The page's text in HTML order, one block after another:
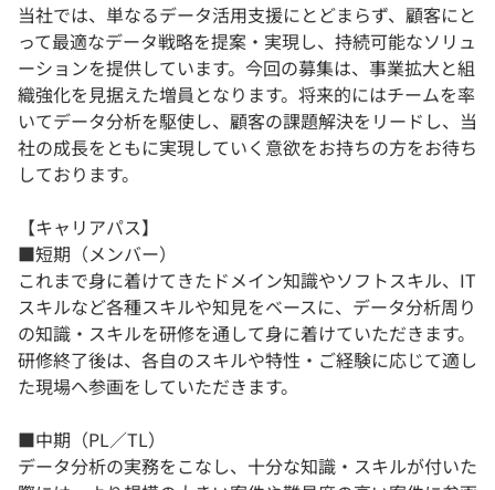
当社では、単なるデータ活用支援にとどまらず、顧客にと
って最適なデータ戦略を提案・実現し、持続可能なソリュ
ーションを提供しています。今回の募集は、事業拡大と組
織強化を見据えた増員となります。将来的にはチームを率
いてデータ分析を駆使し、顧客の課題解決をリードし、当
社の成長をともに実現していく意欲をお持ちの方をお待ち
しております。
【キャリアパス】
■短期（メンバー）
これまで身に着けてきたドメイン知識やソフトスキル、IT
スキルなど各種スキルや知見をベースに、データ分析周り
の知識・スキルを研修を通して身に着けていただきます。
研修終了後は、各自のスキルや特性・ご経験に応じて適し
た現場へ参画をしていただきます。
■中期（PL／TL）
データ分析の実務をこなし、十分な知識・スキルが付いた